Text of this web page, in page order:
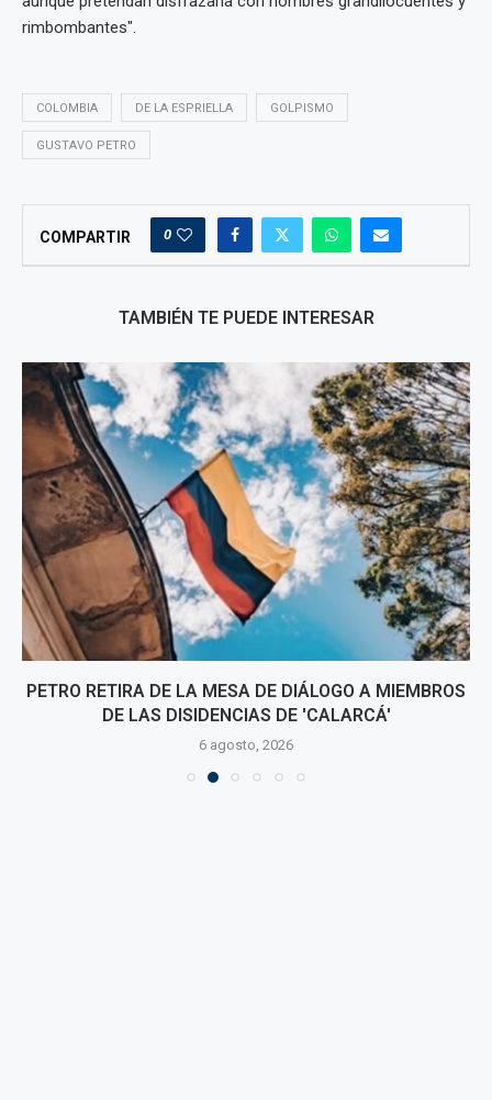
rimbombantes".
COLOMBIA DE LA ESPRIELLA GOLPISMO
GUSTAVO PETRO
COMPARTIR 0
TAMBIÉN TE PUEDE INTERESAR
PETRO RETIRA DE LA MESA DE DIÁLOGO A MIEMBROS
DE LAS DISIDENCIAS DE 'CALARCÁ'
6 agosto, 2026